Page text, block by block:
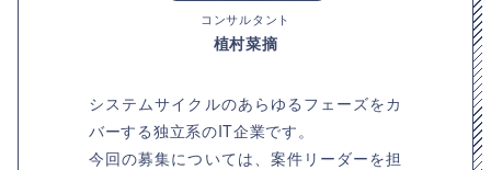
コンサルタント
植村菜摘
システムサイクルのあらゆるフェーズをカ
バーする独立系のIT企業です。
今回の募集については、案件リーダーを担